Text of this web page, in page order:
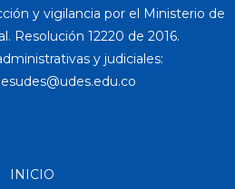
y vigilancia por el Ministerio de
Resolución 12220 de 2016.
y judiciales:
INICIO